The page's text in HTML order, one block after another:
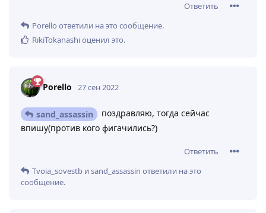
Ответить
Porello ответили на это сообщение.
RikiTokanashiоценил это.
Porello 27 сен 2022
sand_assassin
поздравляю, тогда сейчас
впишу(против кого фигачились?)
Ответить
Tvoia_sovestb иsand_assassin ответили на это
сообщение.